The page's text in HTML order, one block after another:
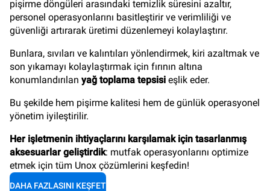
pişirme döngüleri arasındaki temizlik süresini azaltır,
personel operasyonlarını basitleştirir ve verimliliği ve
güvenliği artırarak üretimi düzenlemeyi kolaylaştırır.
Bunlara, sıvıları ve kalıntıları yönlendirmek, kiri azaltmak ve
son yıkamayı kolaylaştırmak için fırının altına
konumlandırılan yağ toplama tepsisi eşlik eder.
Bu şekilde hem pişirme kalitesi hem de günlük operasyonel
yönetim iyileştirilir.
Her işletmenin ihtiyaçlarını karşılamak için tasarlanmış
aksesuarlar geliştirdik: mutfak operasyonlarını optimize
etmek için tüm Unox çözümlerini keşfedin!
DAHA FAZLASINI KEŞFET